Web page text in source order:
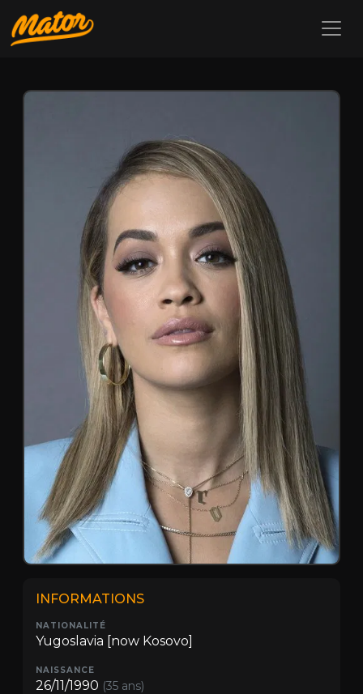
INFORMATIONS
NATIONALITÉ
Yugoslavia [now Kosovo]
NAISSANCE
26/11/1990 (35 ans)